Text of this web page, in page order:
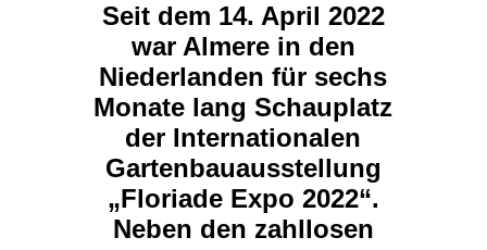
Seit dem 14. April 2022
war Almere in den
Niederlanden für sechs
Monate lang Schauplatz
der Internationalen
Gartenbauausstellung
„Floriade Expo 2022“.
Neben den zahllosen